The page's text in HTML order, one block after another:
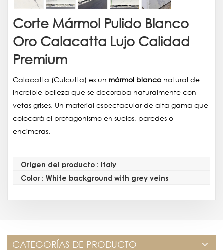
Corte Mármol Pulido Blanco
Oro Calacatta Lujo Calidad
Premium
Calacatta (Culcutta) es un mármol blanco natural de
increíble belleza que se decoraba naturalmente con
vetas grises. Un material espectacular de alta gama que
colocará el protagonismo en suelos, paredes o
encimeras.
Origen del producto : Italy
Color : White background with grey veins
CATEGORÍAS DE PRODUCTO